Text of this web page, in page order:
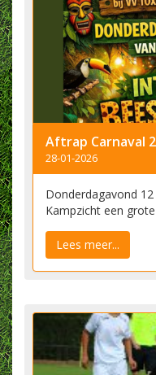
28-01-2026
Donderdagavond
Kampzicht een
Lees meer...